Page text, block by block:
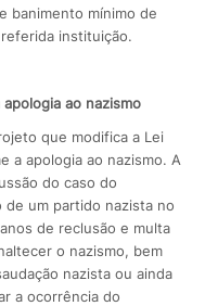
banimento mínimo de
instituição.
ao nazismo
que modifica a Lei
a apologia ao nazismo. A
do caso do
um partido nazista no
de reclusão e multa
o nazismo, bem
nazista ou ainda
a ocorrência do